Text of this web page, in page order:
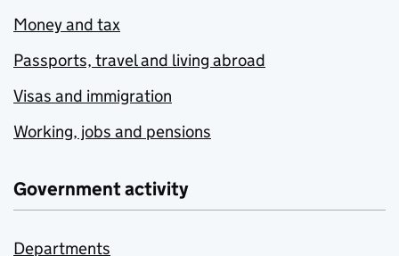
Money and tax
Passports, travel and living abroad
Visas and immigration
Working, jobs and pensions
Government activity
Departments